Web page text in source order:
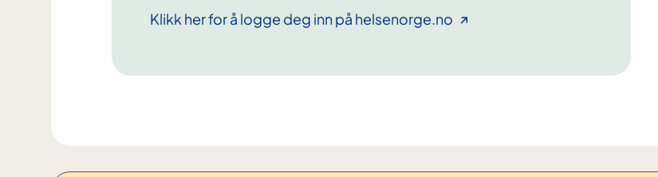
Klikk her for å logge deg inn på helsenorge.no